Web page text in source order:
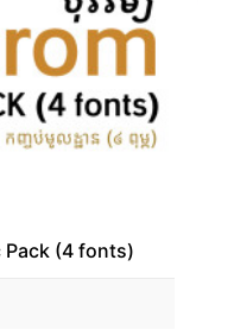
Pack (4 fonts)